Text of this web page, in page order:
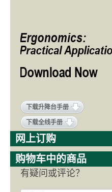
下载升降台手册
下载全线手册
网上订购
购物车中的商品
有疑问或评论？